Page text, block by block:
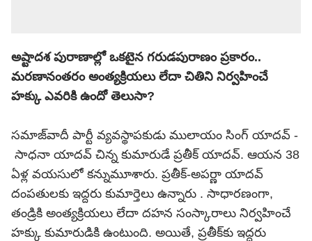
అష్టాదశ పురాణాల్లో ఒకటైన గరుడపురాణం ప్రకారం..
మరణానంతరం అంత్యక్రియలు లేదా చితిని నిర్వహించే
హక్కు ఎవరికి ఉందో తెలుసా?
సమాజ్‌వాదీ పార్టీ వ్యవస్థాపకుడు ములాయం సింగ్ యాదవ్ -
సాధనా యాదవ్‌ చిన్న కుమారుడే ప్రతీక్ యాదవ్. ఆయన 38
ఏళ్ల వయసులో కన్నుమూశారు. ప్రతీక్-అపర్ణా యాదవ్
దంపతులకు ఇద్దరు కుమార్తెలు ఉన్నారు . సాధారణంగా,
తండ్రికి అంత్యక్రియలు లేదా దహన సంస్కారాలు నిర్వహించే
హక్కు కుమారుడికి ఉంటుంది. అయితే, ప్రతీక్‌కు ఇద్దరు